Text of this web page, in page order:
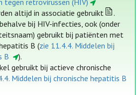
tegen retrovirussen (HIV)
altijd in associatie gebruikt
.
bij HIV-infecties, ook (onder
gebruikt bij patiënten met
B (zie 11.4.4. Middelen bij
B
).
gebruikt bij actieve chronische
Middelen bij chronische hepatitis B